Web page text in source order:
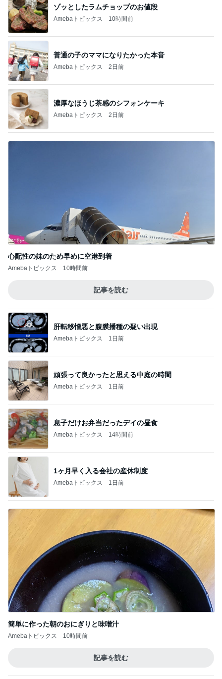
ゾッとしたラムチョップのお値段
Amebaトピックス 10時間前
普通の子のママになりたかった本音
Amebaトピックス 2日前
濃厚なほうじ茶感のシフォンケーキ
Amebaトピックス 2日前
心配性の妹のため早めに空港到着
Amebaトピックス 10時間前
記事を読む
肝転移憎悪と腹膜播種の疑い出現
Amebaトピックス 1日前
頑張って良かったと思える中庭の時間
Amebaトピックス 1日前
息子だけお弁当だったデイの昼食
Amebaトピックス 14時間前
1ヶ月早く入る会社の産休制度
Amebaトピックス 1日前
簡単に作った朝のおにぎりと味噌汁
Amebaトピックス 10時間前
記事を読む